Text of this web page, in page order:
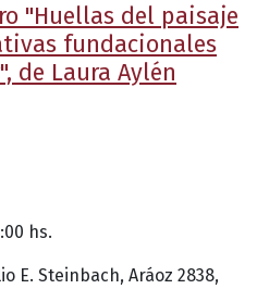
"Huellas del paisaje
fundacionales
de Laura Aylén
hs.
E. Steinbach, Aráoz 2838,